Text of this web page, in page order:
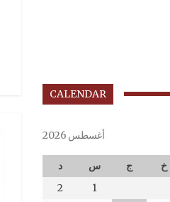
CALENDAR
أغسطس 2026
خ ج س
د
1
2